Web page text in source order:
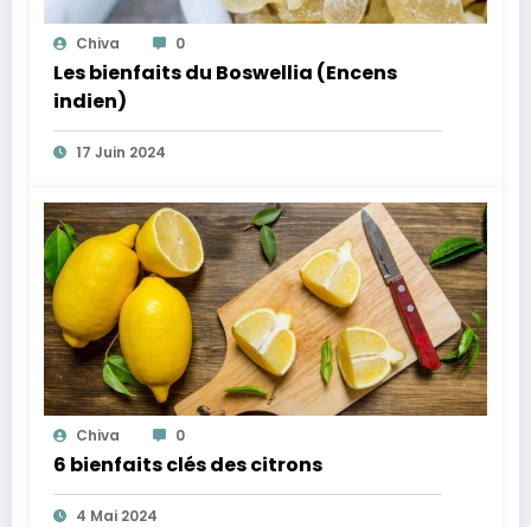
Chiva 0
Les bienfaits du Boswellia (Encens
indien)
17 Juin 2024
Chiva 0
6 bienfaits clés des citrons
4 Mai 2024